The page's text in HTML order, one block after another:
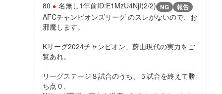
80 名無し1年前ID:E1MzU4NjI(2/2) NG 報告
AFCチャンピオンズリーグ のスレがないので、お
邪魔します。
Kリーグ2024チャンピオン、蔚山現代の実力をご
覧あれ。
リーグステージ８試合のうち、５試合を終えて勝
ち点０、